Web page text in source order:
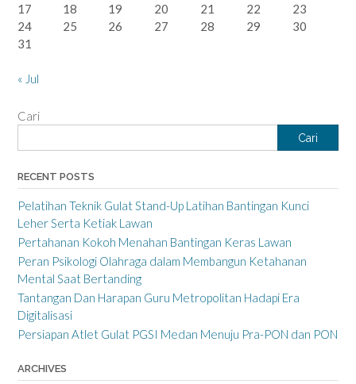
17
18 19 20 21 22
23
24
25 26 27 28 29
30
31
« Jul
Cari
Cari
RECENT POSTS
Pelatihan Teknik Gulat Stand-Up Latihan Bantingan Kunci
Leher Serta Ketiak Lawan
Pertahanan Kokoh Menahan Bantingan Keras Lawan
Peran Psikologi Olahraga dalam Membangun Ketahanan
Mental Saat Bertanding
Tantangan Dan Harapan Guru Metropolitan Hadapi Era
Digitalisasi
Persiapan Atlet Gulat PGSI Medan Menuju Pra-PON dan PON
ARCHIVES